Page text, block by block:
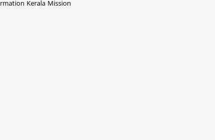
Kerala Mission